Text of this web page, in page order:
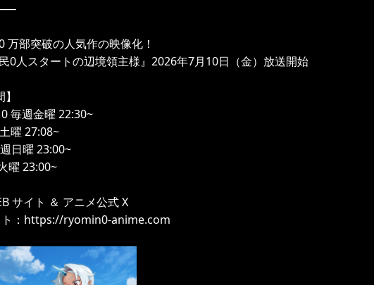
万部突破の⼈気作の映像化！
民0人スタートの辺境領主様』2026年7月10日（金）放送開始
毎週金曜 22:30~
曜 27:08~
日曜 23:00~
曜 23:00~
サイト ＆ アニメ公式 X
： https://ryomin0-anime.com